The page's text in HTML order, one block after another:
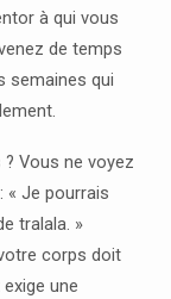
à qui vous
de temps
semaines qui
Vous ne voyez
« Je pourrais
tralala. »
corps doit
une